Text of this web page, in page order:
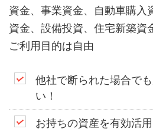
資金、事業資金、自動車購入
資金、設備投資、住宅新築資
ご利用目的は自由
他社で断られた場合で
い！
お持ちの資産を有効活